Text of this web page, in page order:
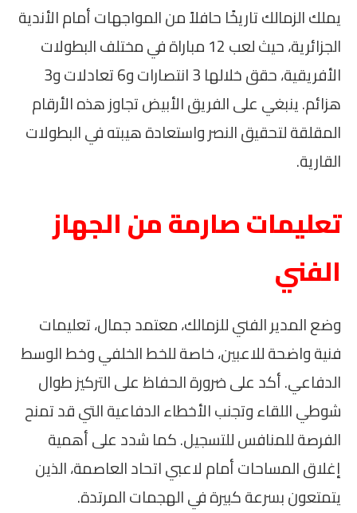
يملك الزمالك تاريخًا حافلاً من المواجهات أمام الأندية
الجزائرية، حيث لعب 12 مباراة في مختلف البطولات
الأفريقية، حقق خلالها 3 انتصارات و6 تعادلات و3
هزائم. ينبغي على الفريق الأبيض تجاوز هذه الأرقام
المقلقة لتحقيق النصر واستعادة هيبته في البطولات
القارية.
تعليمات صارمة من الجهاز
الفني
وضع المدير الفني للزمالك، معتمد جمال، تعليمات
فنية واضحة للاعبين، خاصة للخط الخلفي وخط الوسط
الدفاعي. أكد على ضرورة الحفاظ على التركيز طوال
شوطي اللقاء وتجنب الأخطاء الدفاعية التي قد تمنح
الفرصة للمنافس للتسجيل. كما شدد على أهمية
إغلاق المساحات أمام لاعبي اتحاد العاصمة، الذين
يتمتعون بسرعة كبيرة في الهجمات المرتدة.